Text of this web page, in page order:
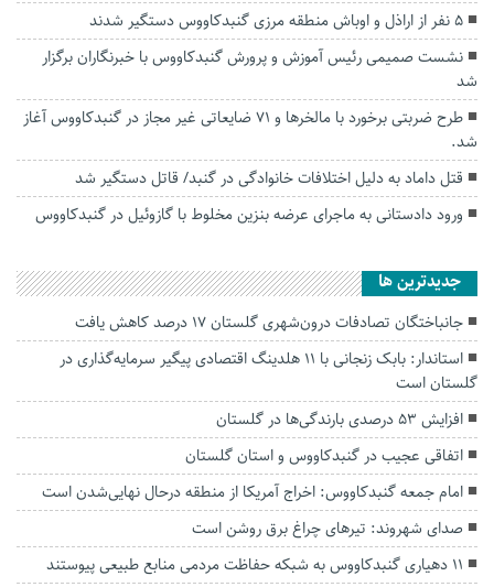
۵ نفر از اراذل و اوباش منطقه مرزی گنبدکاووس دستگیر شدند
نشست صمیمی رئیس آموزش و پرورش گنبدکاووس با خبرنگاران برگزار
شد
طرح ضربتی برخورد با مالخرها و ۷۱ ضایعاتی غیر مجاز در گنبدکاووس آغاز
شد.
قتل داماد به دلیل اختلافات خانوادگی در گنبد/ قاتل دستگیر شد
ورود دادستانی به ماجرای عرضه بنزین مخلوط با گازوئیل در گنبدکاووس
جديدترين ها
جانباختگان تصادفات درون‌شهری گلستان ۱۷ درصد کاهش یافت
استاندار: بابک زنجانی با ۱۱ هلدینگ اقتصادی پیگیر سرمایه‌گذاری در
گلستان است
افزایش ۵۳ درصدی بارندگی‌ها در گلستان
اتفاقی عجیب در‌ گنبدکاووس و استان گلستان
امام جمعه گنبدکاووس: اخراج آمریکا از منطقه درحال نهایی‌شدن است
صدای شهروند: تیرهای چراغ برق روشن است
۱۱ دهیاری گنبدکاووس به شبکه حفاظت مردمی منابع طبیعی پیوستند